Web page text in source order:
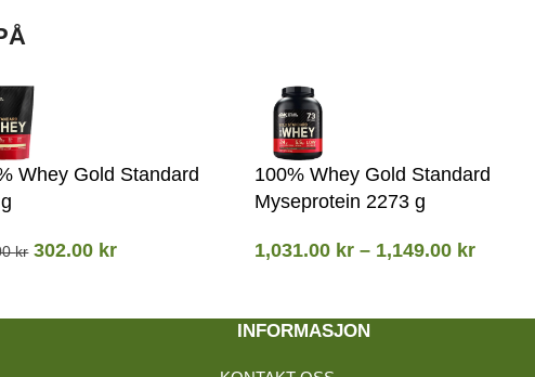
Whey Gold Standard
kr 302.00 kr
100% Whey Gold Standard
Myseprotein 2273 g
1,031.00 kr – 1,149.00 kr
INFORMASJON